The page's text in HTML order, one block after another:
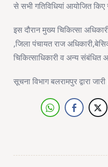
से सभी गतिविधियां आयोजित किए
इस दौरान मुख्य चिकित्सा
,जिला पंचायत राज
चिकित्साधिकारी व अन्य संबंधित
सूचना विभाग बलरामपुर द्वारा